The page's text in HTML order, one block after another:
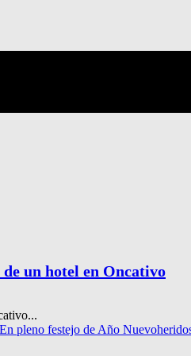
un hotel en Oncativo
En pleno festejo de Año Nuevo